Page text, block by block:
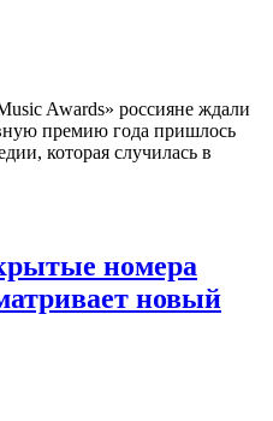
Awards» россияне ждали
премию года пришлось
которая случилась в
номера
новый